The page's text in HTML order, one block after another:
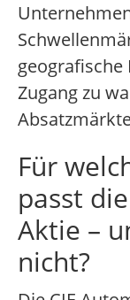
Zugang zu
Für
passt
Aktie –
nicht?